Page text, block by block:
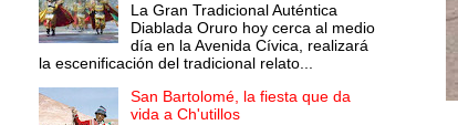
La Gran Tradicional Auténtica
Diablada Oruro hoy cerca al medio
día en la Avenida Cívica, realizará
la escenificación del tradicional relato...
San Bartolomé, la fiesta que da
vida a Ch'utillos